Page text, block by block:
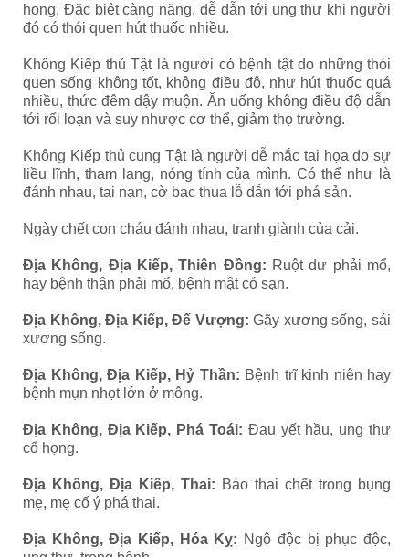
họng. Đặc biệt càng nặng, dễ dẫn tới ung thư khi người
đó có thói quen hút thuốc nhiều.
Không Kiếp thủ Tật là người có bệnh tật do những thói
quen sống không tốt, không điều độ, như hút thuốc quá
nhiều, thức đêm dậy muộn. Ăn uống không điều độ dẫn
tới rối loạn và suy nhược cơ thể, giảm thọ trường.
Không Kiếp thủ cung Tật là người dễ mắc tai họa do sự
liều lĩnh, tham lang, nóng tính của mình. Có thể như là
đánh nhau, tai nạn, cờ bạc thua lỗ dẫn tới phá sản.
Ngày chết con cháu đánh nhau, tranh giành của cải.
Địa Không, Địa Kiếp, Thiên Đồng: Ruột dư phải mổ,
hay bệnh thận phải mổ, bệnh mật có sạn.
Địa Không, Địa Kiếp, Đế Vượng: Gãy xương sống, sái
xương sống.
Địa Không, Địa Kiếp, Hỷ Thần: Bệnh trĩ kinh niên hay
bệnh mụn nhọt lớn ở mông.
Địa Không, Địa Kiếp, Phá Toái: Đau yết hầu, ung thư
cổ họng.
Địa Không, Địa Kiếp, Thai: Bào thai chết trong bụng
mẹ, mẹ cố ý phá thai.
Địa Không, Địa Kiếp, Hóa Kỵ: Ngộ độc bị phục độc,